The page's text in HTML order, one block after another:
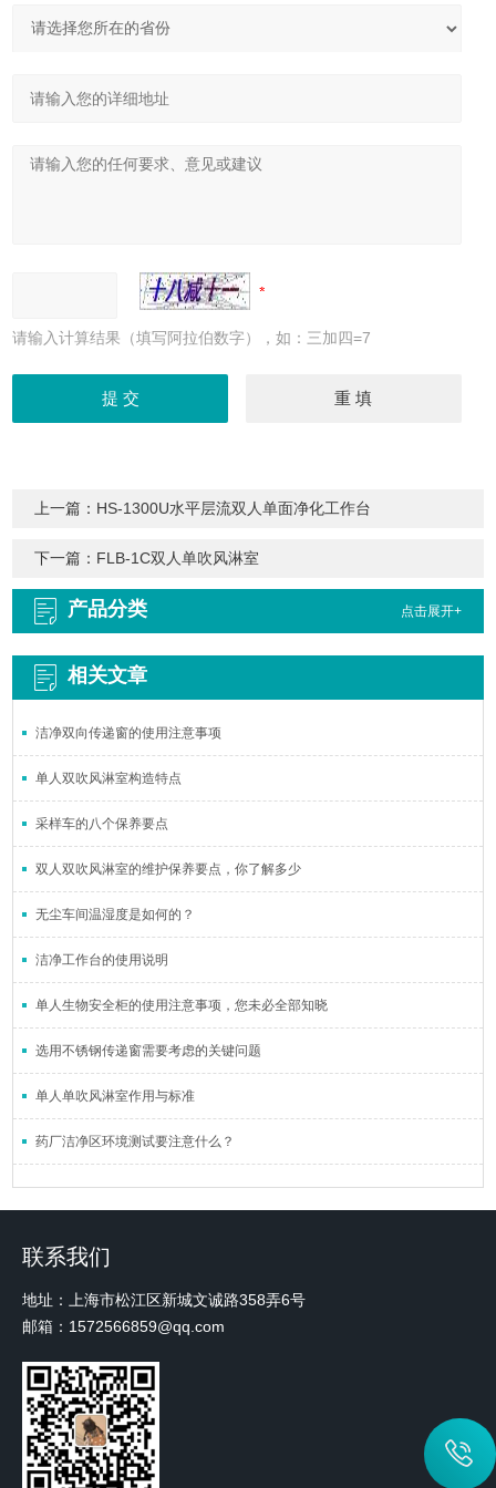
请输入计算结果（填写阿拉伯数字），如：三加四=7
上一篇： HS-1300U水平层流双人单面净化工作台
下一篇： FLB-1C双人单吹风淋室
产品分类 点击展开+
相关文章
洁净双向传递窗的使用注意事项
单人双吹风淋室构造特点
采样车的八个保养要点
双人双吹风淋室的维护保养要点，你了解多少
无尘车间温湿度是如何的？
洁净工作台的使用说明
单人生物安全柜的使用注意事项，您未必全部知晓
选用不锈钢传递窗需要考虑的关键问题
单人单吹风淋室作用与标准
药厂洁净区环境测试要注意什么？
联系我们
地址：上海市松江区新城文诚路358弄6号
邮箱：1572566859@qq.com